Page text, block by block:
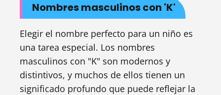
Nombres masculinos con 'K'
Elegir el nombre perfecto para un niño es
una tarea especial. Los nombres
masculinos con "K" son modernos y
distintivos, y muchos de ellos tienen un
significado profundo que puede reflejar la